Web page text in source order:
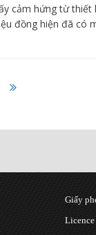
cảm hứng từ thiết
đồng hiện đã có
Giấy